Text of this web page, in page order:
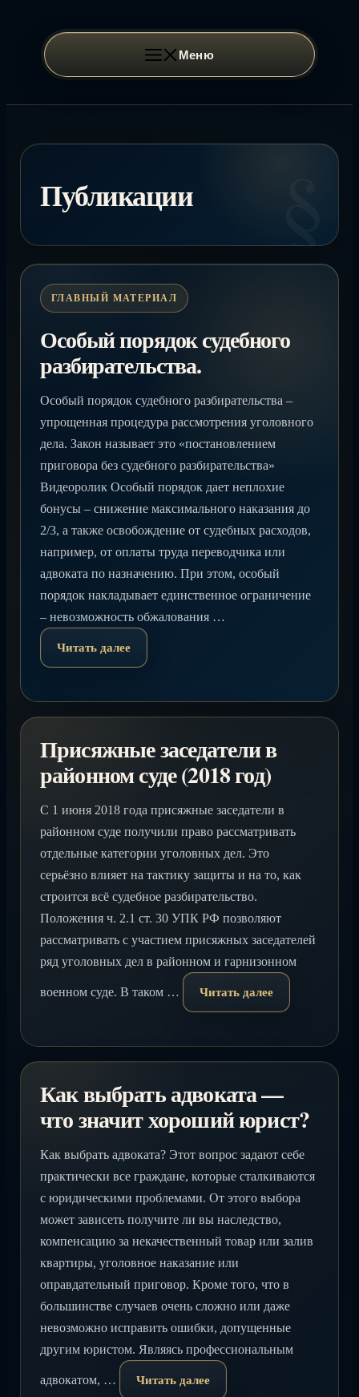
содержимому
Меню
Публикации
Особый порядок судебного
разбирательства.
Особый порядок судебного разбирательства –
упрощенная процедура рассмотрения уголовного
дела. Закон называет это «постановлением
приговора без судебного разбирательства»
Видеоролик Особый порядок дает неплохие
бонусы – снижение максимального наказания до
2/3, а также освобождение от судебных расходов,
например, от оплаты труда переводчика или
адвоката по назначению. При этом, особый
порядок накладывает единственное ограничение
– невозможность обжалования …
Читать далее
Присяжные заседатели в
районном суде (2018 год)
С 1 июня 2018 года присяжные заседатели в
районном суде получили право рассматривать
отдельные категории уголовных дел. Это
серьёзно влияет на тактику защиты и на то, как
строится всё судебное разбирательство.
Положения ч. 2.1 ст. 30 УПК РФ позволяют
рассматривать с участием присяжных заседателей
ряд уголовных дел в районном и гарнизонном
военном суде. В таком … Читать далее
Как выбрать адвоката —
что значит хороший юрист?
Как выбрать адвоката? Этот вопрос задают себе
практически все граждане, которые сталкиваются
с юридическими проблемами. От этого выбора
может зависеть получите ли вы наследство,
компенсацию за некачественный товар или залив
квартиры, уголовное наказание или
оправдательный приговор. Кроме того, что в
большинстве случаев очень сложно или даже
невозможно исправить ошибки, допущенные
другим юристом. Являясь профессиональным
адвокатом, … Читать далее